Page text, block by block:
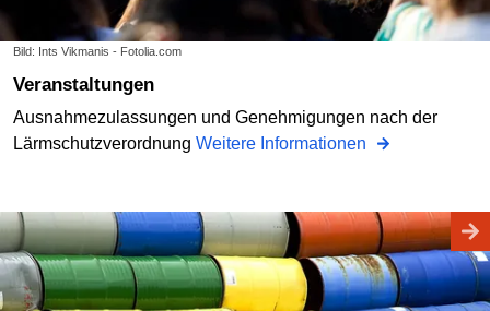
Bild: Ints Vikmanis - Fotolia.com
Veranstaltungen
Ausnahmezulassungen und Genehmigungen nach der
Lärmschutzverordnung Weitere Informationen